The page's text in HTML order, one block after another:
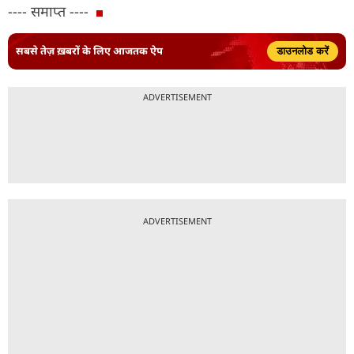
---- समाप्त ----
सबसे तेज़ ख़बरों के लिए आजतक ऐप डाउनलोड करें
ADVERTISEMENT
ADVERTISEMENT